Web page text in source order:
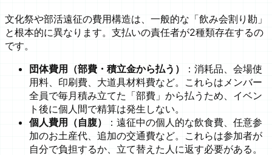
文化祭や部活遠征の費用構造は、一般的な「飲み会割り勘」
と根本的に異なります。支払いの責任者が2種類存在するの
です。
団体費用（部費・積立金から払う）
：消耗品、会場使
用料、印刷費、大道具材料費など。これらはメンバー
全員で毎月積み立てた「部費」から払うため、イベン
ト後に個人間で精算は発生しない。
個人費用（自腹）
：遠征中の個人的な飲食費、任意参
加のお土産代、追加の交通費など。これらは参加者が
自分で負担するか、立て替えた人に返す必要がある。